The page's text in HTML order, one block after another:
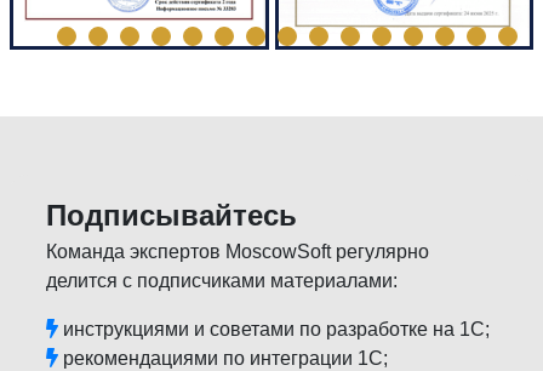
Подписывайтесь
Команда экспертов MoscowSoft регулярно
делится с подписчиками материалами:
инструкциями и советами по разработке на 1С;
рекомендациями по интеграции 1С;